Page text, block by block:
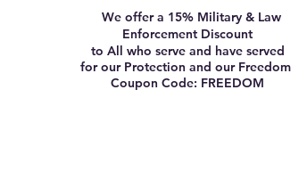
We offer a 15% Military & Law
Enforcement Discount
to All who serve and have served
for our Protection and our Freedom
Coupon Code: FREEDOM